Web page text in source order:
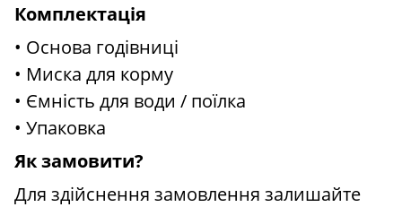
Комплектація
• Основа годівниці
• Миска для корму
• Ємність для води / поїлка
• Упаковка
Як замовити?
Для здійснення замовлення залишайте